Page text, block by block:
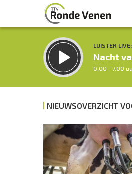
LUISTER LIVE:
Nacht
0.00 - 7.00
Inklappen
NIEUWSOVERZICHT